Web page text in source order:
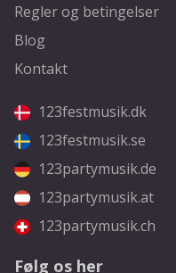
Regler og betingelser
Blog
Kontakt
123festmusik.dk
123festmusik.se
123partymusik.de
123partymusik.at
123partymusik.ch
Følg os her